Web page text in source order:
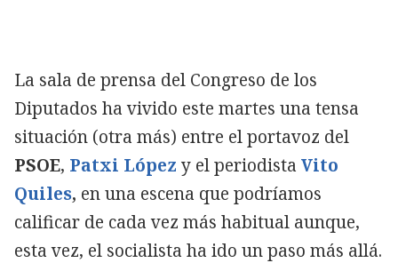
La sala de prensa del Congreso de los
Diputados ha vivido este martes una tensa
situación (otra más) entre el portavoz del
PSOE, Patxi López y el periodista Vito
Quiles, en una escena que podríamos
calificar de cada vez más habitual aunque,
esta vez, el socialista ha ido un paso más allá.